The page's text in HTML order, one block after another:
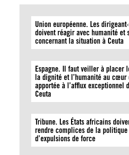
Union européenne. Les
doivent réagir avec humanité et
concernant la situation à Ceuta
Espagne. Il faut veiller à placer
la dignité et l’humanité au cœur
apportée à l’afflux exceptionnel
Ceuta
Tribune. Les États africains
rendre complices de la
d’expulsions de force